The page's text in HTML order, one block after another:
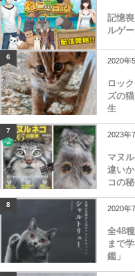
記憶
ルゲ
6 2020年
ロッ
ズの
生
7 2023年
マヌ
違い
コの
8 2020年
全48
まで
鑑」